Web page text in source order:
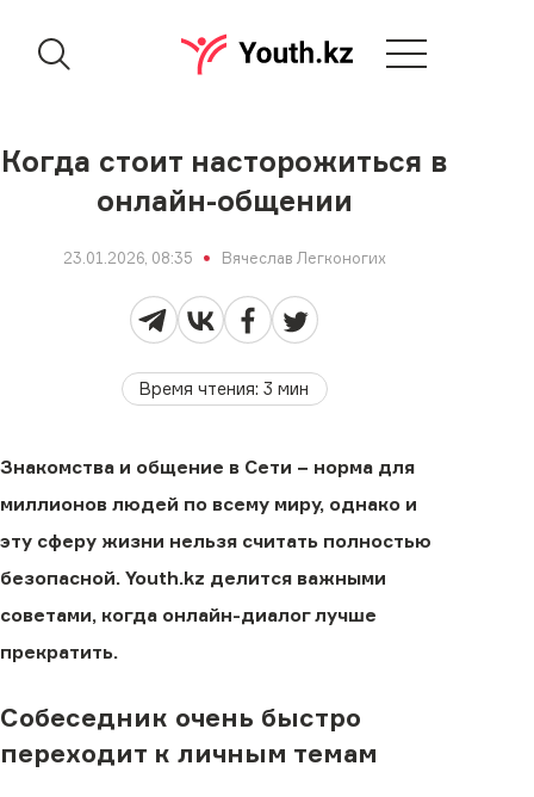
Когда стоит насторожиться в
онлайн-общении
23.01.2026, 08:35 Вячеслав Легконогих
Время чтения:3 мин
Знакомства и общение в Сети − норма для
миллионов людей по всему миру, однако и
эту сферу жизни нельзя считать полностью
безопасной. Youth.kz делится важными
советами, когда онлайн-диалог лучше
прекратить.
Собеседник очень быстро
переходит к личным темам